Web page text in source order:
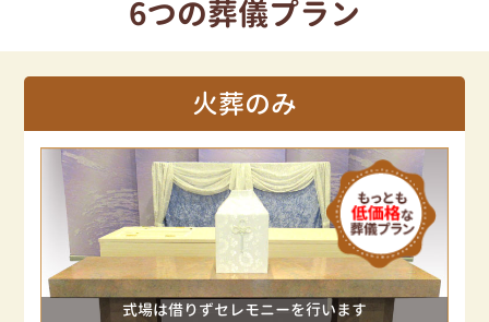
6つの葬儀プラン
火葬のみ
式場は借りずセレモニーを行います